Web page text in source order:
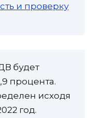
и проверку
будет
процента.
исходя
год.